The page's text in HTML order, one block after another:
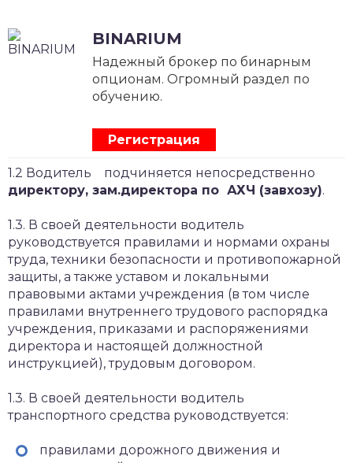
BINARIUM
Надежный брокер по бинарным
опционам. Огромный раздел по
обучению.
Регистрация
1.2 Водитель подчиняется непосредственно
директору, зам.директора по АХЧ (завхозу).
1.3. В своей деятельности водитель
руководствуется правилами и нормами охраны
труда, техники безопасности и противопожарной
защиты, а также уставом и локальными
правовыми актами учреждения (в том числе
правилами внутреннего трудового распорядка
учреждения, приказами и распоряжениями
директора и настоящей должностной
инструкцией), трудовым договором.
1.3. В своей деятельности водитель
транспортного средства руководствуется:
правилами дорожного движения и